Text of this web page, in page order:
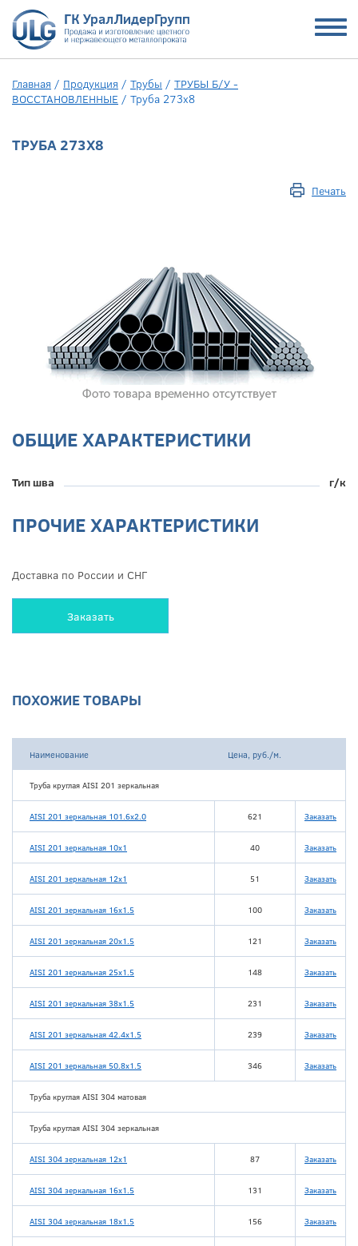
Главная / Продукция / Трубы / ТРУБЫ Б/У -
ВОССТАНОВЛЕННЫЕ / Труба 273х8
ТРУБА 273Х8
Печать
ОБЩИЕ ХАРАКТЕРИСТИКИ
Тип шва г/к
ПРОЧИЕ ХАРАКТЕРИСТИКИ
Доставка по России и СНГ
Заказать
ПОХОЖИЕ ТОВАРЫ
Наименование Цена, руб./м.
Труба круглая AISI 201 зеркальная
AISI 201 зеркальная 101.6х2.0 621 Заказать
AISI 201 зеркальная 10x1 40 Заказать
AISI 201 зеркальная 12x1 51 Заказать
AISI 201 зеркальная 16х1.5 100 Заказать
AISI 201 зеркальная 20х1.5 121 Заказать
AISI 201 зеркальная 25х1.5 148 Заказать
AISI 201 зеркальная 38х1.5 231 Заказать
AISI 201 зеркальная 42.4х1.5 239 Заказать
AISI 201 зеркальная 50.8х1.5 346 Заказать
Труба круглая AISI 304 матовая
Труба круглая AISI 304 зеркальная
AISI 304 зеркальная 12х1 87 Заказать
AISI 304 зеркальная 16х1.5 131 Заказать
AISI 304 зеркальная 18х1.5 156 Заказать